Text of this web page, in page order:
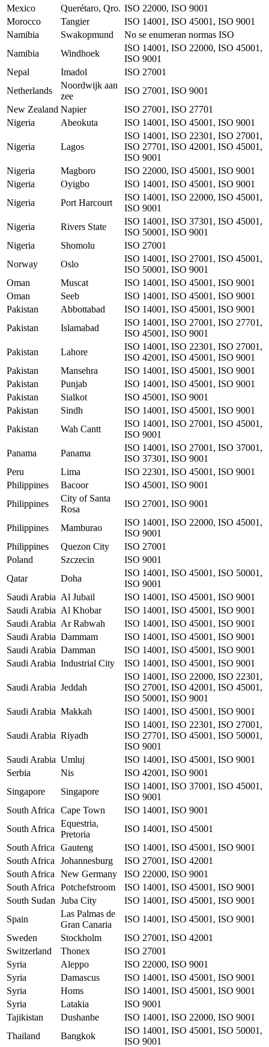
Mexico Querétaro, Qro. ISO 22000, ISO 9001
Morocco
Tangier
ISO 14001, ISO 45001, ISO 9001
Namibia
Swakopmund
No se enumeran normas ISO
Namibia
Windhoek
ISO 14001, ISO 22000, ISO 45001,
ISO 9001
Nepal
Imadol
ISO 27001
Netherlands
Noordwijk aan
zee
ISO 27001, ISO 9001
New Zealand Napier
ISO 27001, ISO 27701
Nigeria
Abeokuta ISO 14001, ISO 45001, ISO 9001
Nigeria Lagos
ISO 14001, ISO 22301, ISO 27001,
ISO 27701, ISO 42001, ISO 45001,
ISO 9001
Nigeria
Magboro
ISO 22000, ISO 45001, ISO 9001
Nigeria
Oyigbo
ISO 14001, ISO 45001, ISO 9001
Nigeria
Port Harcourt
ISO 14001, ISO 22000, ISO 45001,
ISO 9001
Nigeria
Rivers State
ISO 14001, ISO 37301, ISO 45001,
ISO 50001, ISO 9001
Nigeria
Shomolu
ISO 27001
Norway
Oslo
ISO 14001, ISO 27001, ISO 45001,
ISO 50001, ISO 9001
Oman
Muscat
ISO 14001, ISO 45001, ISO 9001
Oman
Seeb
ISO 14001, ISO 45001, ISO 9001
Pakistan
Abbottabad
ISO 14001, ISO 45001, ISO 9001
Pakistan
Islamabad
ISO 14001, ISO 27001, ISO 27701,
ISO 45001, ISO 9001
Pakistan
Lahore
ISO 14001, ISO 22301, ISO 27001,
ISO 42001, ISO 45001, ISO 9001
Pakistan
Mansehra
ISO 14001, ISO 45001, ISO 9001
Pakistan
Punjab
ISO 14001, ISO 45001, ISO 9001
Pakistan
Sialkot
ISO 45001, ISO 9001
Pakistan
Sindh
ISO 14001, ISO 45001, ISO 9001
Pakistan
Wah Cantt
ISO 14001, ISO 27001, ISO 45001,
ISO 9001
Panama
Panama
ISO 14001, ISO 27001, ISO 37001,
ISO 37301, ISO 9001
Peru
Lima
ISO 22301, ISO 45001, ISO 9001
Philippines
Bacoor
ISO 45001, ISO 9001
Philippines
City of Santa
Rosa
ISO 27001, ISO 9001
Philippines Mamburao
ISO 14001, ISO 22000, ISO 45001,
ISO 9001
Philippines
Quezon City
ISO 27001
Poland
Szczecin
ISO 9001
Qatar
Doha
ISO 14001, ISO 45001, ISO 50001,
ISO 9001
Saudi Arabia Al Jubail
ISO 14001, ISO 45001, ISO 9001
Saudi Arabia Al Khobar
ISO 14001, ISO 45001, ISO 9001
Saudi Arabia Ar Rabwah
ISO 14001, ISO 45001, ISO 9001
Saudi Arabia Dammam
ISO 14001, ISO 45001, ISO 9001
Saudi Arabia Damman
ISO 14001, ISO 45001, ISO 9001
Saudi Arabia Industrial City ISO 14001, ISO 45001, ISO 9001
Saudi Arabia Jeddah
ISO 14001, ISO 22000, ISO 22301,
ISO 27001, ISO 42001, ISO 45001,
ISO 50001, ISO 9001
Saudi Arabia Makkah ISO 14001, ISO 45001, ISO 9001
Saudi Arabia Riyadh
ISO 14001, ISO 22301, ISO 27001,
ISO 27701, ISO 45001, ISO 50001,
ISO 9001
Saudi Arabia Umluj
ISO 14001, ISO 45001, ISO 9001
Serbia
Nis
ISO 42001, ISO 9001
Singapore
Singapore
ISO 14001, ISO 37001, ISO 45001,
ISO 9001
South Africa
Cape Town
ISO 14001, ISO 9001
South Africa
Equestria,
Pretoria
ISO 14001, ISO 45001
South Africa
Gauteng
ISO 14001, ISO 45001, ISO 9001
South Africa
Johannesburg
ISO 27001, ISO 42001
South Africa
New Germany
ISO 22000, ISO 9001
South Africa
Potchefstroom
ISO 14001, ISO 45001, ISO 9001
South Sudan Juba City
ISO 14001, ISO 45001, ISO 9001
Spain
Las Palmas de
Gran Canaria
ISO 14001, ISO 45001, ISO 9001
Sweden
Stockholm
ISO 27001, ISO 42001
Switzerland
Thonex
ISO 27001
Syria
Aleppo
ISO 22000, ISO 9001
Syria
Damascus
ISO 14001, ISO 45001, ISO 9001
Syria
Homs
ISO 14001, ISO 45001, ISO 9001
Syria
Latakia
ISO 9001
Tajikistan
Dushanbe
ISO 14001, ISO 22000, ISO 9001
Thailand
Bangkok
ISO 14001, ISO 45001, ISO 50001,
ISO 9001